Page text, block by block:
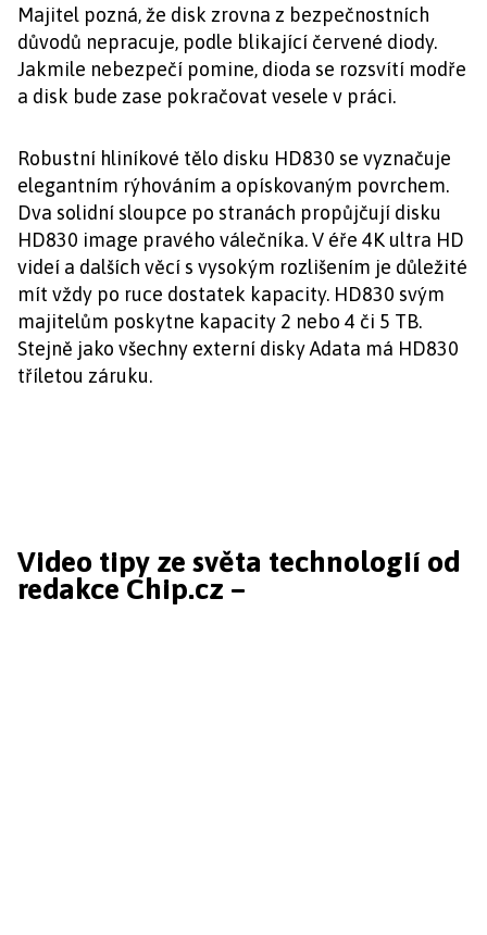
Majitel pozná, že disk zrovna z bezpečnostních
důvodů nepracuje, podle blikající červené diody.
Jakmile nebezpečí pomine, dioda se rozsvítí modře
a disk bude zase pokračovat vesele v práci.
Robustní hliníkové tělo disku HD830 se vyznačuje
elegantním rýhováním a opískovaným povrchem.
Dva solidní sloupce po stranách propůjčují disku
HD830 image pravého válečníka. V éře 4K ultra HD
videí a dalších věcí s vysokým rozlišením je důležité
mít vždy po ruce dostatek kapacity. HD830 svým
majitelům poskytne kapacity 2 nebo 4 či 5 TB.
Stejně jako všechny externí disky Adata má HD830
tříletou záruku.
Video tipy ze světa technologií od
redakce Chip.cz –